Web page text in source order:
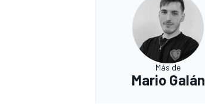
Más de
Mario Galán